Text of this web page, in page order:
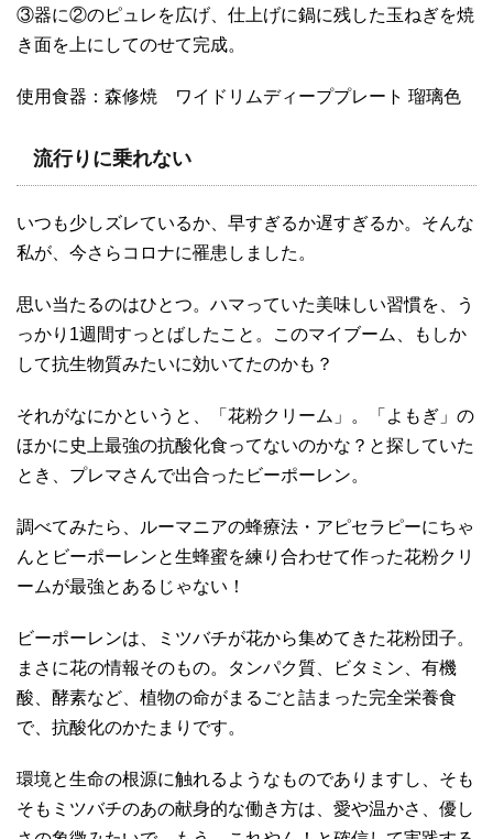
③器に②のピュレを広げ、仕上げに鍋に残した玉ねぎを焼
き面を上にしてのせて完成。
使用食器：森修焼 ワイドリムディーププレート 瑠璃色
流行りに乗れない
いつも少しズレているか、早すぎるか遅すぎるか。そんな
私が、今さらコロナに罹患しました。
思い当たるのはひとつ。ハマっていた美味しい習慣を、う
っかり1週間すっとばしたこと。このマイブーム、もしか
して抗生物質みたいに効いてたのかも？
それがなにかというと、「花粉クリーム」。「よもぎ」の
ほかに史上最強の抗酸化食ってないのかな？と探していた
とき、プレマさんで出合ったビーポーレン。
調べてみたら、ルーマニアの蜂療法・アピセラピーにちゃ
んとビーポーレンと生蜂蜜を練り合わせて作った花粉クリ
ームが最強とあるじゃない！
ビーポーレンは、ミツバチが花から集めてきた花粉団子。
まさに花の情報そのもの。タンパク質、ビタミン、有機
酸、酵素など、植物の命がまるごと詰まった完全栄養食
で、抗酸化のかたまりです。
環境と生命の根源に触れるようなものでありますし、そも
そもミツバチのあの献身的な働き方は、愛や温かさ、優し